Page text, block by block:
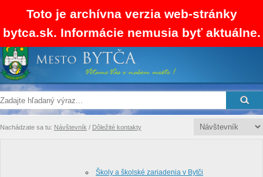
Toto je archívna verzia web-stránky
bytca.sk. Informácie nemusia byť aktuálne.
RSS Mapa stránok Kontakty SK EN
Nachádzate sa tu: Návštevník / Dôležité kontakty
Školy a školské zariadenia v Bytči